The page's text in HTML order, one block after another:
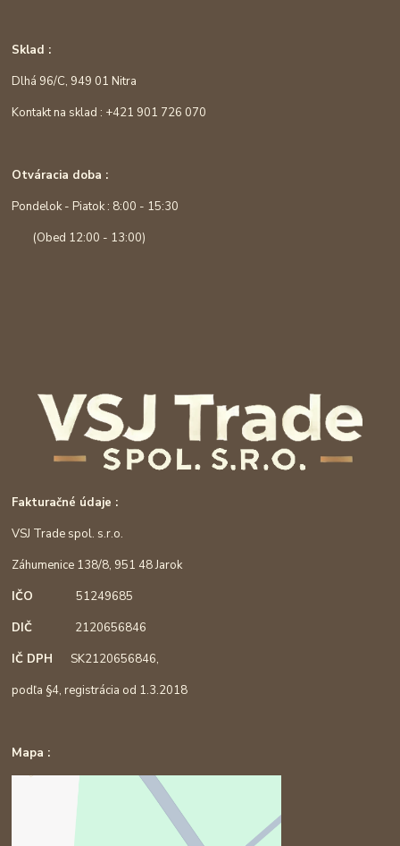
Sklad :
Dlhá 96/C, 949 01 Nitra
Kontakt na sklad : +421 901 726 070
Otváracia doba :
Pondelok - Piatok : 8:00 - 15:30
(Obed 12:00 - 13:00)
Fakturačné údaje :
VSJ Trade spol. s.r.o.
Záhumenice 138/8, 951 48 Jarok
IČO51249685
DIČ 2120656846
IČ DPHSK2120656846,
podľa §4, registrácia od 1.3.2018
Mapa :